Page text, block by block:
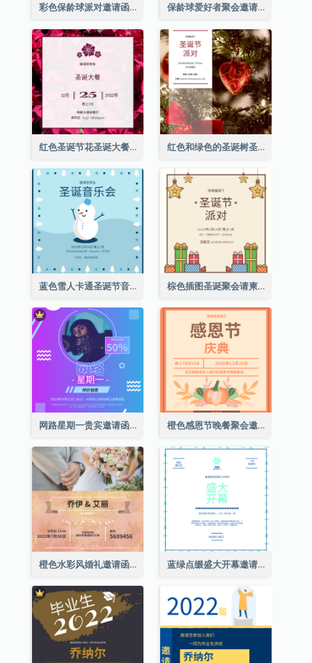
彩色保龄球派对邀请函 保龄球爱好者聚会邀请函
红色圣诞节花圣诞大餐请柬 红色和绿色的圣诞树圣诞派对邀请函
蓝色雪人卡通圣诞节音乐会邀请 棕色插图圣诞聚会请柬
网路星期一贵宾邀请函 橙色感恩节晚餐聚会邀请函
橙色水彩风婚礼邀请函 蓝绿点缀盛大开幕邀请函